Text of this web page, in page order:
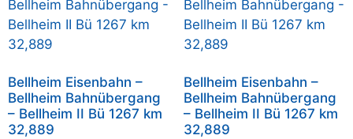
Bellheim Eisenbahn –
Bellheim Bahnübergang
– Bellheim II Bü 1267 km
32,889
Bellheim Eisenbahn –
Bellheim Bahnübergang
– Bellheim II Bü 1267 km
32,889